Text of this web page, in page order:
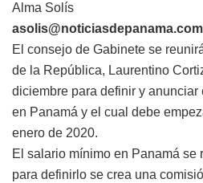
Alma Solís
asolis@noticiasdepanama.com
El consejo de Gabinete se
de la República, Laurentino
diciembre para definir y
en Panamá y el cual debe
enero de 2020.
El salario mínimo en Panamá se
para definirlo se crea una